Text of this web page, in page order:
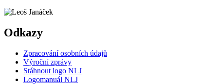
Odkazy
Zpracování osobních údajů
Výroční zprávy
Stáhnout logo NLJ
Logomanuál NLJ